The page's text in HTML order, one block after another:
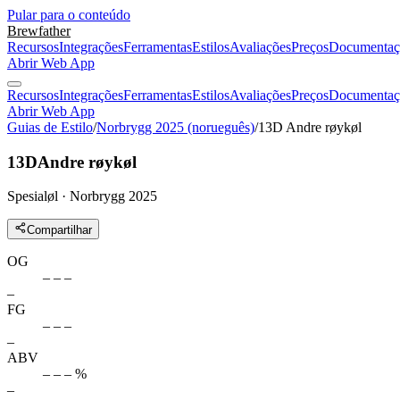
Pular para o conteúdo
Brewfather
RecursosIntegraçõesFerramentasEstilosAvaliaçõesPreços
Abrir Web App
RecursosIntegraçõesFerramentasEstilosAvaliaçõesPreços
Abrir Web App
Guias de Estilo/Norbrygg 2025 (norueguês)/13D Andre røykøl
13DAndre røykøl
Spesialøl · Norbrygg 2025
Compartilhar
OG
– – –
–
FG
– – –
–
ABV
– – – %
–